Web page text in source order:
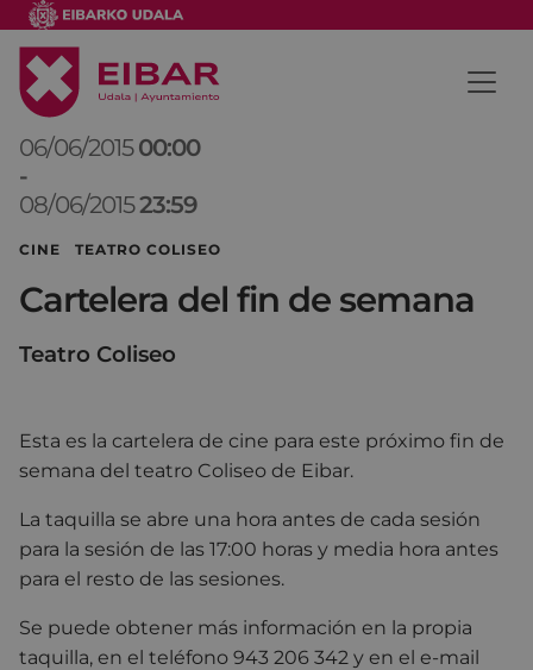
06/06/201500:00
-
08/06/201523:59
CINE TEATRO COLISEO
Cartelera del fin de semana
Teatro Coliseo
Esta es la cartelera de cine para este próximo fin de
semana del teatro Coliseo de Eibar.
La taquilla se abre una hora antes de cada sesión
para la sesión de las 17:00 horas y media hora antes
para el resto de las sesiones.
Se puede obtener más información en la propia
taquilla, en el teléfono 943 206 342 y en el e-mail